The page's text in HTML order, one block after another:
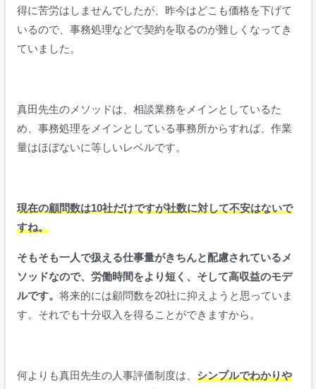
得に苦労はしませんでしたが、昨今はどこも価格を下げて
いるので、事務処理などで契約を取るのが難しくなってき
ていました。
真田先生のメソッドは、相談業務をメインとしているた
め、事務処理をメインとしている事務所からすれば、作業
量はほぼないに等しいレベルです。
現在の顧問数は10社だけですが社数に対して不安はないで
すね。
そもそも一人で扱える仕事量がきちんと配慮されているメ
ソッドなので、労働時間をより短く、そして高収益のモデ
ルです。 将来的には顧問数を20社に抑えようと思っていま
す。それでも十分収入を得ることができますから。
何よりも真田先生の人事評価制度は、 シンプルでわかりや